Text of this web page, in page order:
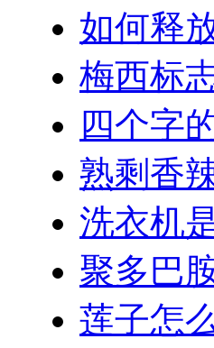
如何释
梅西标
四个字
熟剩香
洗衣机
聚多巴
莲子怎